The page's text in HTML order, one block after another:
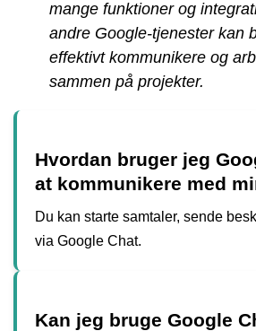
mange funktioner og
andre Google-tjenester kan
effektivt kommunikere og
sammen på projekter.
Hvordan bruger jeg
at kommunikere med
Du kan starte samtaler, sende
via Google Chat.
Kan jeg bruge Google